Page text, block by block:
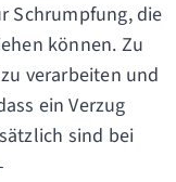
Schrumpfung, die
können. Zu
verarbeiten und
ein Verzug
sind bei